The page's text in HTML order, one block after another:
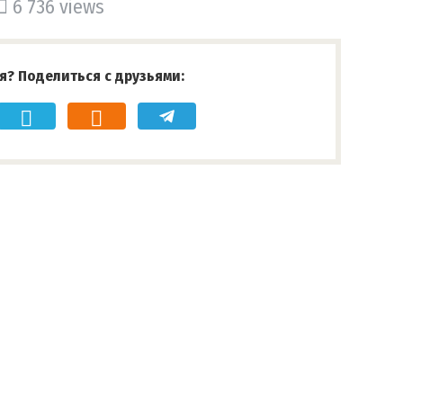
6 736 views
Поделиться с друзьями: